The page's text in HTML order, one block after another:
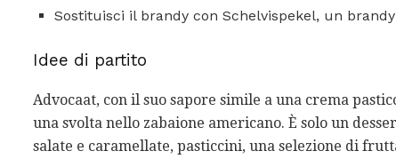
Sostituisci il brandy con Schelvispekel, un
Idee di partito
Advocaat, con il suo sapore simile a una crema
una svolta nello zabaione americano. È solo un
salate e caramellate, pasticcini, una selezione di